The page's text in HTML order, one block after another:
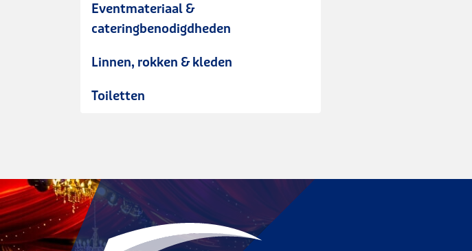
Eventmateriaal &
cateringbenodigdheden
Linnen, rokken & kleden
Toiletten